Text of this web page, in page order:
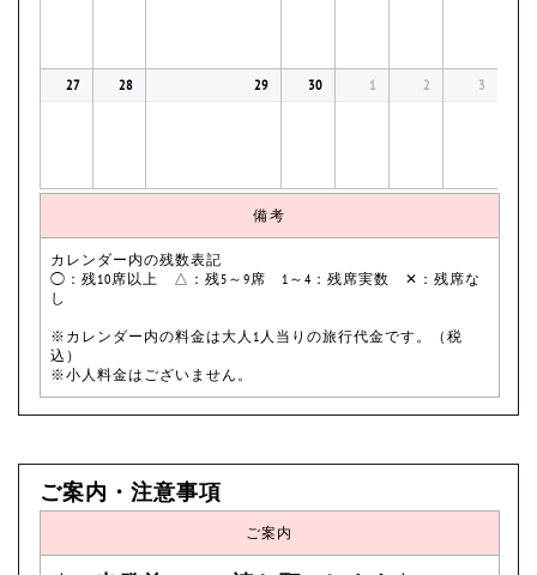
27 28 29 30 1 2 3
備考
カレンダー内の残数表記
◯：残10席以上 △：残5～9席 1～4：残席実数 ✕：残席な
し
※カレンダー内の料金は大人1人当りの旅行代金です。（税
込）
※小人料金はございません。
ご案内・注意事項
ご案内